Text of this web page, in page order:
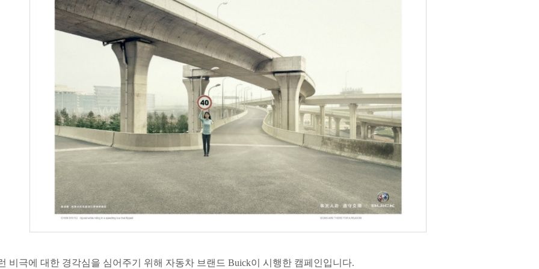
비극에 대한 경각심을 심어주기 위해 자동차 브랜드 Buick이 시행한 캠페인입니다.